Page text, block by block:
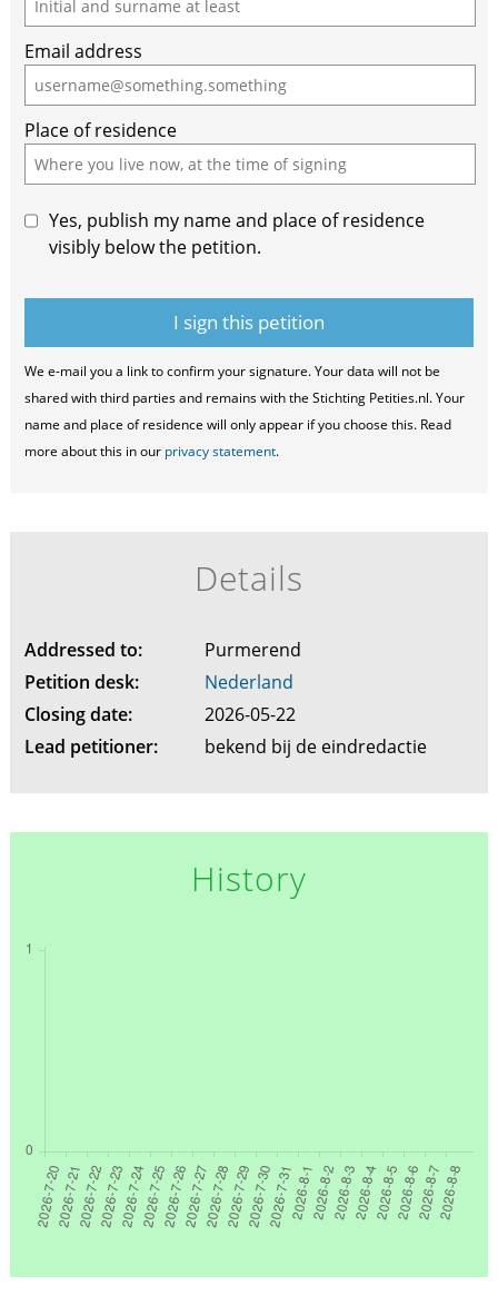
are
a
human,
ignore
this
field
Email address
Place of residence
Yes, publish my name and place of residence
visibly below the petition.
We e-mail you a link to confirm your signature. Your data will not be
shared with third parties and remains with the Stichting Petities.nl. Your
name and place of residence will only appear if you choose this. Read
more about this in our privacy statement.
Details
Addressed to:
Purmerend
Petition desk:
Nederland
Closing date:
2026-05-22
Lead petitioner:
bekend bij de eindredactie
History